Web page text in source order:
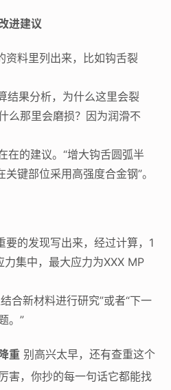
进建议
资料里列出来，比如钩舌裂
结果分析，为什么这里会裂
么那里会磨损？因为润滑不
在的建议。“增大钩舌圆弧半
键部位采用高强度合金钢”。
要的发现写出来，经过计算，1
集中，最大应力为XXX MP
合新材料进行研究”或者“下一
。”
重 别高兴太早，还有查重这个
害，你抄的每一句话它都能找